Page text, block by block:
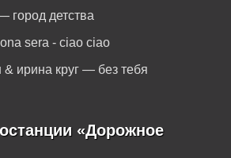
город детства
sera - ciao ciao
& ирина круг — без тебя
«Дорожное